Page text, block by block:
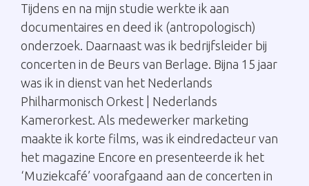
Tijdens en na mijn studie werkte ik aan
documentaires en deed ik (antropologisch)
onderzoek. Daarnaast was ik bedrijfsleider bij
concerten in de Beurs van Berlage. Bijna 15 jaar
was ik in dienst van het Nederlands
Philharmonisch Orkest | Nederlands
Kamerorkest. Als medewerker marketing
maakte ik korte films, was ik eindredacteur van
het magazine Encore en presenteerde ik het
‘Muziekcafé’ voorafgaand aan de concerten in